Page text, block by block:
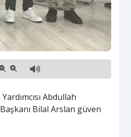
Abdullah
Bilal Arslan güven